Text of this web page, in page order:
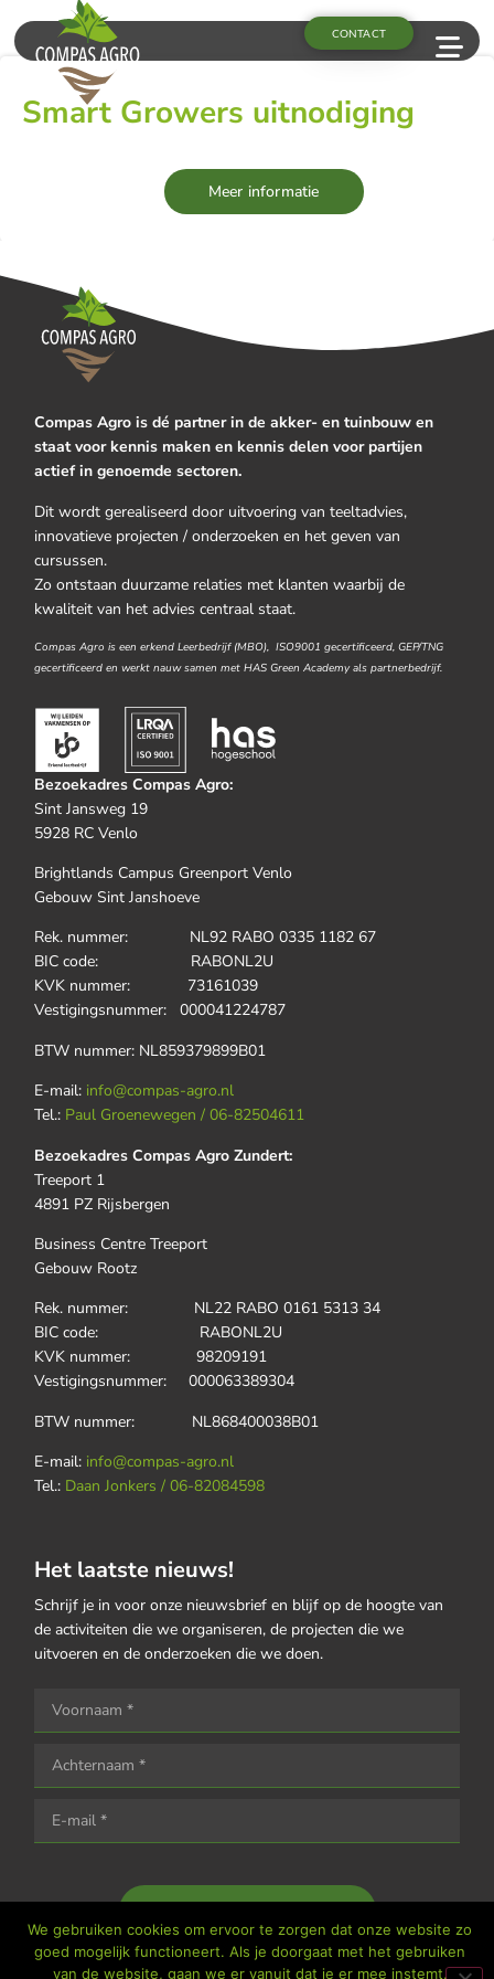
CONTACT
Smart Growers uitnodiging
Meer informatie
Compas Agro is dé partner in de akker- en tuinbouw en
staat voor kennis maken en kennis delen voor partijen
actief in genoemde sectoren.
Dit wordt gerealiseerd door uitvoering van teeltadvies,
innovatieve projecten / onderzoeken en het geven van
cursussen.
Zo ontstaan duurzame relaties met klanten waarbij de
kwaliteit van het advies centraal staat.
Compas Agro is een erkend Leerbedrijf (MBO), ISO9001 gecertificeerd, GEP/TNG
gecertificeerd en werkt nauw samen met HAS Green Academy als partnerbedrijf.
Bezoekadres Compas Agro:
Sint Jansweg 19
5928 RC Venlo
Brightlands Campus Greenport Venlo
Gebouw Sint Janshoeve
Rek. nummer: NL92 RABO 0335 1182 67
BIC code: RABONL2U
KVK nummer: 73161039
Vestigingsnummer: 000041224787
BTW nummer: NL859379899B01
E-mail: info@compas-agro.nl
Tel.: Paul Groenewegen / 06-82504611
Bezoekadres Compas Agro Zundert:
Treeport 1
4891 PZ Rijsbergen
Business Centre Treeport
Gebouw Rootz
Rek. nummer: NL22 RABO 0161 5313 34
BIC code: RABONL2U
KVK nummer: 98209191
Vestigingsnummer: 000063389304
BTW nummer: NL868400038B01
E-mail: info@compas-agro.nl
Tel.: Daan Jonkers / 06-82084598
Het laatste nieuws!
Schrijf je in voor onze nieuwsbrief en blijf op de hoogte van
de activiteiten die we organiseren, de projecten die we
uitvoeren en de onderzoeken die we doen.
We gebruiken cookies om ervoor te zorgen dat onze website zo
goed mogelijk functioneert. Als je doorgaat met het gebruiken
van de website, gaan we er vanuit dat je er mee instemt.